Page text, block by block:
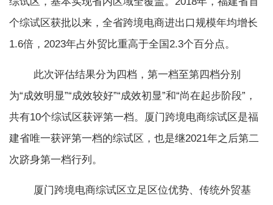
个综试区获批以来，全省跨境电商进出口规模年均增长
1.6倍，2023年占外贸比重高于全国2.3个百分点。
此次评估结果分为四档，第一档至第四档分别
为“成效明显”“成效较好”“成效初显”和“尚在起步阶段”，
共有10个综试区获评第一档。厦门跨境电商综试区是福
建省唯一获评第一档的综试区，也是继2021年之后第二
次跻身第一档行列。
厦门跨境电商综试区立足区位优势、传统外贸基